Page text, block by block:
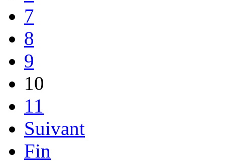
7
8
9
10
11
Suivant
Fin